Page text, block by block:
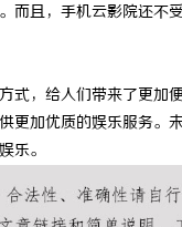
而且，手机云影院还
式，给人们带来了更
更加优质的娱乐服务
乐。
武汉配眼镜 上海配眼镜